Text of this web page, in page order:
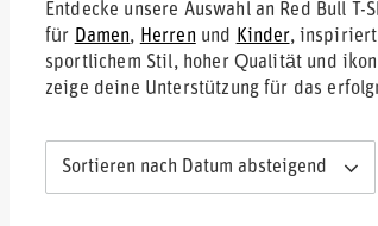
Entdecke unsere Auswahl an Red Bull
für Damen, Herren und Kinder, inspiriert
sportlichem Stil, hoher Qualität und
zeige deine Unterstützung für das
Sortieren nach Datum absteigend